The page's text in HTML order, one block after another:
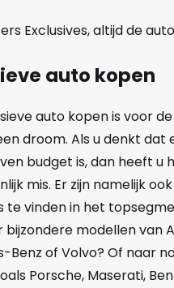
Exclusives, altijd de
auto kopen
auto kopen is voor
droom. Als u denkt dat
budget is, dan heeft u
mis. Er zijn namelijk
te vinden in het
bijzondere modellen van
Benz of Volvo? Of naar
Porsche, Maserati,